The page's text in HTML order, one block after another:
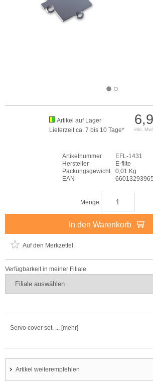
inkl.
Artikel auf Lager
Lieferzeit ca. 7 bis 10 Tage*
Artikelnummer
EFL-1431
Hersteller
E-flite
Packungsgewicht
0,01 Kg
EAN
Menge
In den Warenkorb
Auf den Merkzettel
Verfügbarkeit in meiner Filiale
Servo cover set. ... [mehr]
Artikel weiterempfehlen